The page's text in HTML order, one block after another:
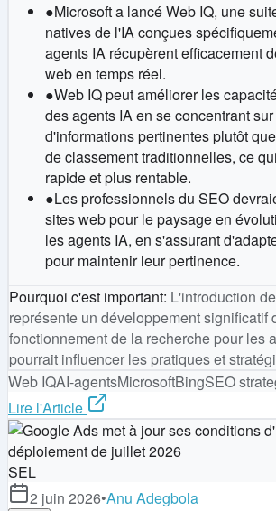
●Microsoft a lancé Web IQ, une
natives de l'IA conçues
agents IA récupèrent efficacement
web en temps réel.
●Web IQ peut améliorer les
des agents IA en se concentrant
d'informations pertinentes plutôt
de classement traditionnelles, ce
rapide et plus rentable.
●Les professionnels du SEO
sites web pour le paysage en
les agents IA, en s'assurant
pour maintenir leur pertinence.
Pourquoi c'est important: L'introduction
représente un développement significatif
fonctionnement de la recherche pour les
pourrait influencer les pratiques et
Web IQAI-agentsMicrosoftBingSEO
Lire l'Article
SEL
2 juin 2026•Anu Adegbola